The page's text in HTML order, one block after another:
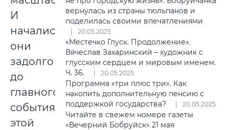
И
начались
они
задолго
до
главного
события
этой
вернулась из страны тюльпанов и
поделилась своими впечатлениями
20.05.2025
«Местечко Глуск. Продолжение».
Вячеслав Захаринский – художник с
глусским сердцем и мировым именем.
Ч. 36.
20.05.2025
Программа «три плюс три». Как
накопить дополнительную пенсию с
поддержкой государства?
20.05.2025
Читайте в свежем номере газеты
«Вечерний Бобруйск» 21 мая